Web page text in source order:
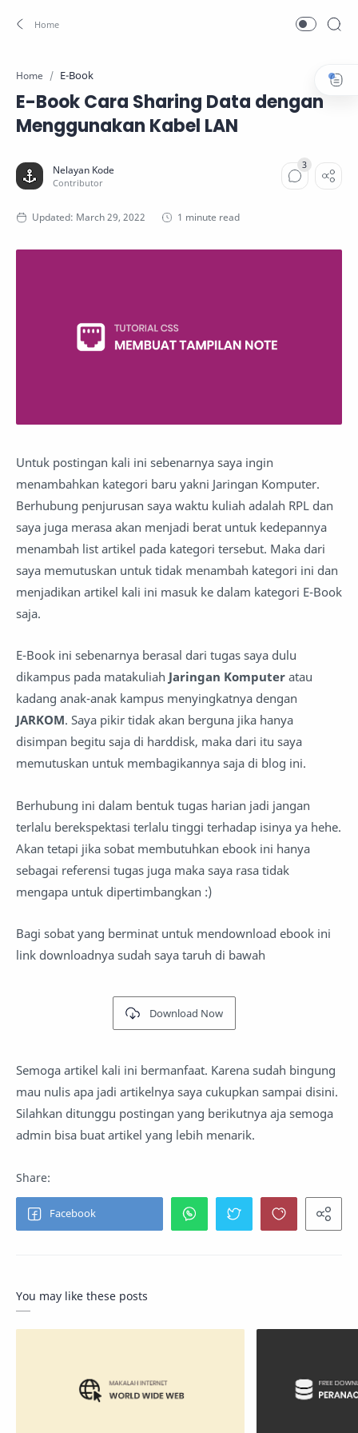
Home E-Book
E-Book Cara Sharing Data dengan
Menggunakan Kabel LAN
1 minute read
Untuk postingan kali ini sebenarnya saya ingin
menambahkan kategori baru yakni Jaringan Komputer.
Berhubung penjurusan saya waktu kuliah adalah RPL dan
saya juga merasa akan menjadi berat untuk kedepannya
menambah list artikel pada kategori tersebut. Maka dari
saya memutuskan untuk tidak menambah kategori ini dan
menjadikan artikel kali ini masuk ke dalam kategori E-Book
saja.
E-Book ini sebenarnya berasal dari tugas saya dulu
dikampus pada matakuliah Jaringan Komputer atau
kadang anak-anak kampus menyingkatnya dengan
JARKOM. Saya pikir tidak akan berguna jika hanya
disimpan begitu saja di harddisk, maka dari itu saya
memutuskan untuk membagikannya saja di blog ini.
Berhubung ini dalam bentuk tugas harian jadi jangan
terlalu berekspektasi terlalu tinggi terhadap isinya ya hehe.
Akan tetapi jika sobat membutuhkan ebook ini hanya
sebagai referensi tugas juga maka saya rasa tidak
mengapa untuk dipertimbangkan :)
Bagi sobat yang berminat untuk mendownload ebook ini
link downloadnya sudah saya taruh di bawah
Download Now
Semoga artikel kali ini bermanfaat. Karena sudah bingung
mau nulis apa jadi artikelnya saya cukupkan sampai disini.
Silahkan ditunggu postingan yang berikutnya aja semoga
admin bisa buat artikel yang lebih menarik.
You may like these posts